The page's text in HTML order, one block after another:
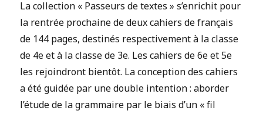
La collection « Passeurs de textes » s’enrichit pour
la rentrée prochaine de deux cahiers de français
de 144 pages, destinés respectivement à la classe
de 4e et à la classe de 3e. Les cahiers de 6e et 5e
les rejoindront bientôt. La conception des cahiers
a été guidée par une double intention : aborder
l’étude de la grammaire par le biais d’un « fil